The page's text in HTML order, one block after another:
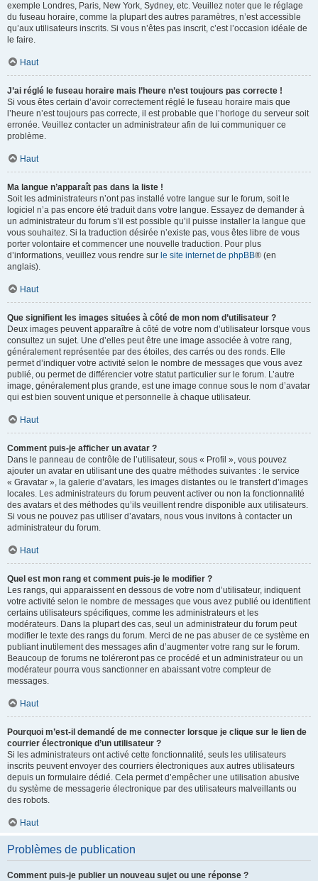
exemple Londres, Paris, New York, Sydney, etc. Veuillez noter que le réglage
du fuseau horaire, comme la plupart des autres paramètres, n’est accessible
qu’aux utilisateurs inscrits. Si vous n’êtes pas inscrit, c’est l’occasion idéale de
le faire.
Haut
J’ai réglé le fuseau horaire mais l’heure n’est toujours pas correcte !
Si vous êtes certain d’avoir correctement réglé le fuseau horaire mais que
l’heure n’est toujours pas correcte, il est probable que l’horloge du serveur soit
erronée. Veuillez contacter un administrateur afin de lui communiquer ce
problème.
Haut
Ma langue n’apparaît pas dans la liste !
Soit les administrateurs n’ont pas installé votre langue sur le forum, soit le
logiciel n’a pas encore été traduit dans votre langue. Essayez de demander à
un administrateur du forum s’il est possible qu’il puisse installer la langue que
vous souhaitez. Si la traduction désirée n’existe pas, vous êtes libre de vous
porter volontaire et commencer une nouvelle traduction. Pour plus
d’informations, veuillez vous rendre sur le site internet de phpBB® (en
anglais).
Haut
Que signifient les images situées à côté de mon nom d’utilisateur ?
Deux images peuvent apparaître à côté de votre nom d’utilisateur lorsque vous
consultez un sujet. Une d’elles peut être une image associée à votre rang,
généralement représentée par des étoiles, des carrés ou des ronds. Elle
permet d’indiquer votre activité selon le nombre de messages que vous avez
publié, ou permet de différencier votre statut particulier sur le forum. L’autre
image, généralement plus grande, est une image connue sous le nom d’avatar
qui est bien souvent unique et personnelle à chaque utilisateur.
Haut
Comment puis-je afficher un avatar ?
Dans le panneau de contrôle de l’utilisateur, sous « Profil », vous pouvez
ajouter un avatar en utilisant une des quatre méthodes suivantes : le service
« Gravatar », la galerie d’avatars, les images distantes ou le transfert d’images
locales. Les administrateurs du forum peuvent activer ou non la fonctionnalité
des avatars et des méthodes qu’ils veuillent rendre disponible aux utilisateurs.
Si vous ne pouvez pas utiliser d’avatars, nous vous invitons à contacter un
administrateur du forum.
Haut
Quel est mon rang et comment puis-je le modifier ?
Les rangs, qui apparaissent en dessous de votre nom d’utilisateur, indiquent
votre activité selon le nombre de messages que vous avez publié ou identifient
certains utilisateurs spécifiques, comme les administrateurs et les
modérateurs. Dans la plupart des cas, seul un administrateur du forum peut
modifier le texte des rangs du forum. Merci de ne pas abuser de ce système en
publiant inutilement des messages afin d’augmenter votre rang sur le forum.
Beaucoup de forums ne toléreront pas ce procédé et un administrateur ou un
modérateur pourra vous sanctionner en abaissant votre compteur de
messages.
Haut
Pourquoi m’est-il demandé de me connecter lorsque je clique sur le lien de
courrier électronique d’un utilisateur ?
Si les administrateurs ont activé cette fonctionnalité, seuls les utilisateurs
inscrits peuvent envoyer des courriers électroniques aux autres utilisateurs
depuis un formulaire dédié. Cela permet d’empêcher une utilisation abusive
du système de messagerie électronique par des utilisateurs malveillants ou
des robots.
Haut
Problèmes de publication
Comment puis-je publier un nouveau sujet ou une réponse ?